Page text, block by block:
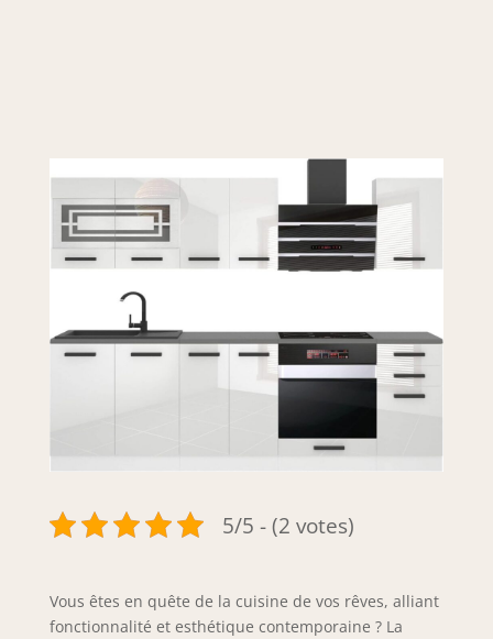
5/5 - (2 votes)
Vous êtes en quête de la cuisine de vos rêves, alliant
fonctionnalité et esthétique contemporaine ? La